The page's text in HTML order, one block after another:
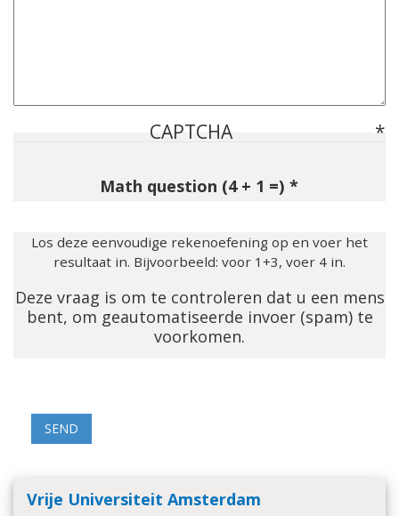
CAPTCHA
Math question (4 + 1 =)
Los deze eenvoudige rekenoefening op en voer het
resultaat in. Bijvoorbeeld: voor 1+3, voer 4 in.
Deze vraag is om te controleren dat u een mens
bent, om geautomatiseerde invoer (spam) te
voorkomen.
Vrije Universiteit Amsterdam